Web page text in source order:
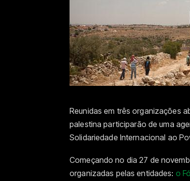
Reunidas em três organizações
palestina participarão de uma
Solidariedade Internacional ao
Começando no dia 27 de
organizadas pelas entidades: o